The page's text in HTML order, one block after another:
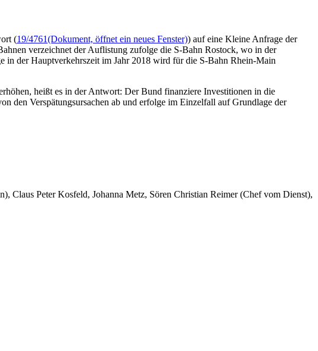
(19/4761(Dokument, öffnet ein neues Fenster)) auf eine Kleine Anfrage der
verzeichnet der Auflistung zufolge die S-Bahn Rostock, wo in der
in der Hauptverkehrszeit im Jahr 2018 wird für die S-Bahn Rhein-Main
heißt es in der Antwort: Der Bund finanziere Investitionen in die
den Verspätungsursachen ab und erfolge im Einzelfall auf Grundlage der
Claus Peter Kosfeld, Johanna Metz, Sören Christian Reimer (Chef vom Dienst),